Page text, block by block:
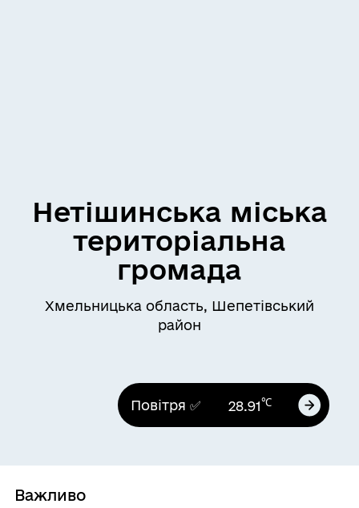
Нетішинська міська
територіальна
громада
Хмельницька область, Шепетівський
район
Повітря ✅ 28.91℃
Важливо